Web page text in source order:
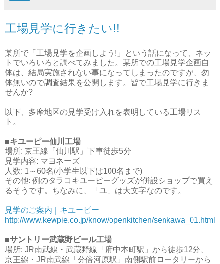
工場見学に行きたい!!
某所で「工場見学を企画しよう!」という話になって、ネッ
トでいろいろと調べてみました。某所での工場見学企画自
体は、結局実施されない事になってしまったのですが、勿
体無いので調査結果を公開します。皆で工場見学に行きま
せんか?
以下、多摩地区の見学受け入れを表明している工場リス
ト。
■キユーピー仙川工場
場所: 京王線「仙川駅」下車徒歩5分
見学内容: マヨネーズ
人数: 1～60名(小学生以下は100名まで)
その他: 例のタラコキユーピーグッズが併設ショップで買え
るそうです。ちなみに、「ユ」は大文字なのです。
見学のご案内｜キユーピー
http://www.kewpie.co.jp/know/openkitchen/senkawa_01.html
■サントリー武蔵野ビール工場
場所: JR南武線・武蔵野線「府中本町駅」から徒歩12分、
京王線・JR南武線「分倍河原駅」南側駅前ロータリーから